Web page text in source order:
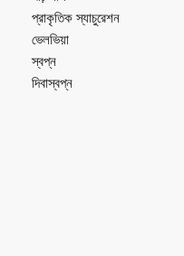
প্রাকৃতিক স্যাচুরেশন
ভেলভিয়া
স্বপ্ন
দিবাস্বপ্ন